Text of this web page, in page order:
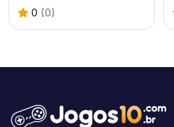
0 (0)